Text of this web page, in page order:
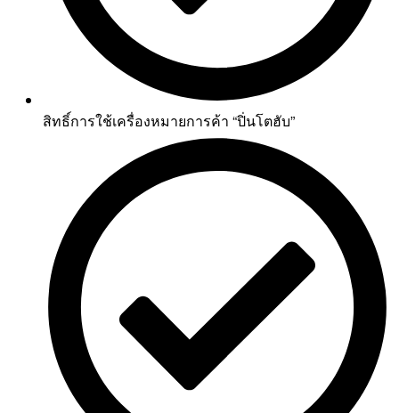
สิทธิ์การใช้เครื่องหมายการค้า “ปิ่นโตฮับ”